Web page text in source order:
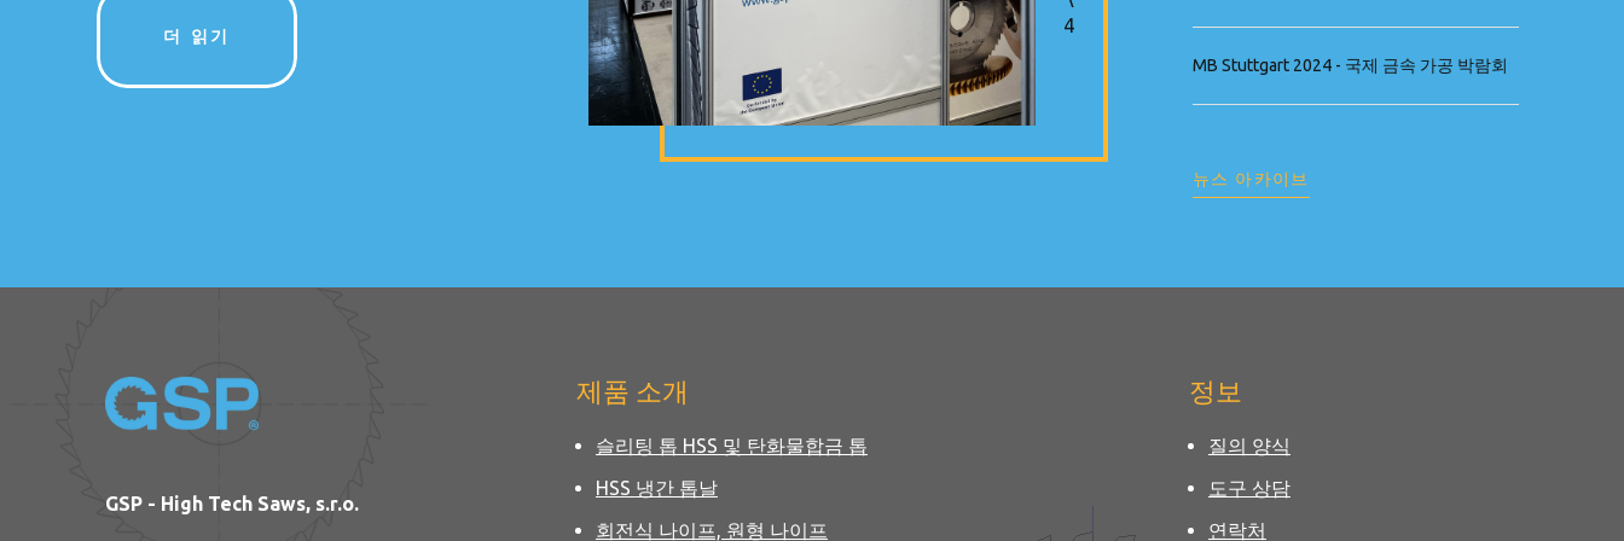
MB Stuttgart 2024 - 국제 금속 가공 박람회
뉴스 아카이브
더 읽기
4
GSP - High Tech Saws, s.r.o.
제품 소개
슬리팅 톱 HSS 및 탄화물합금 톱
HSS 냉간 톱날
회전식 나이프, 원형 나이프
정보
질의 양식
도구 상담
연락처